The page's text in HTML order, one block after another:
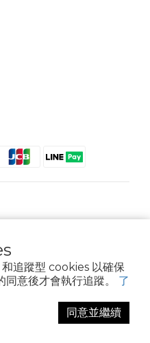
追蹤型 cookies 以確保
意後才會執行追蹤。 了
同意並繼續
8:30 - 18:00｜新北市新莊區中正路
(唯一統編無關係企業)